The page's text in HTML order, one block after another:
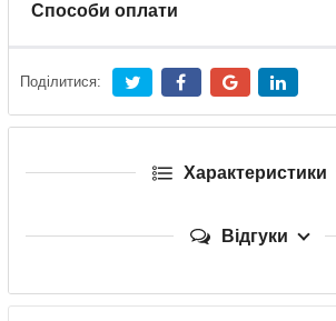
Способи оплати
Поділитися:
Характеристики
Відгуки